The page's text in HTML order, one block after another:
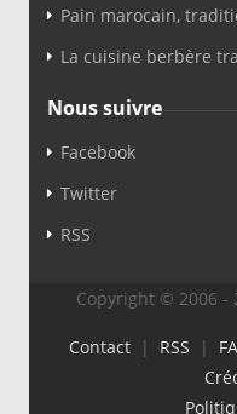
Pain marocain,
La cuisine berbère
Nous suivre
Facebook
Twitter
RSS
Copyright © 2006 -
Contact| RSS |